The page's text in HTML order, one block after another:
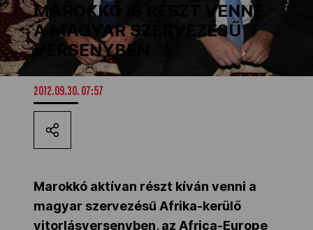
Los Angeles 2028
MOB
Kettőskarrier-program
NOB
MAROKKÓ IS RÉSZT VENNE
A MAGYAR SZERVEZÉSŰ
VERSENYBEN
2012.09.30. 07:57
Marokkó aktívan részt kíván venni a
magyar szervezésű Afrika-kerülő
vitorlásversenyben, az Africa-Europe